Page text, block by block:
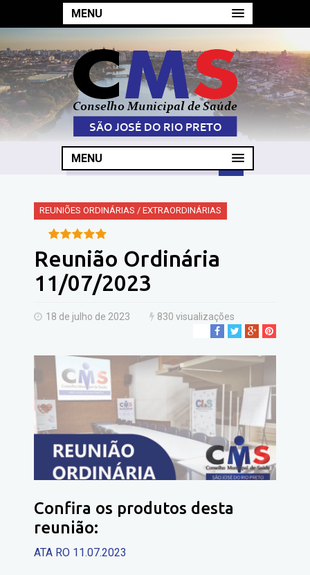
MENU
MENU
REUNIÕES ORDINÁRIAS / EXTRAORDINÁRIAS
Reunião Ordinária
11/07/2023
18 de julho de 2023 830 visualizações
Confira os produtos desta
reunião:
ATA RO 11.07.2023